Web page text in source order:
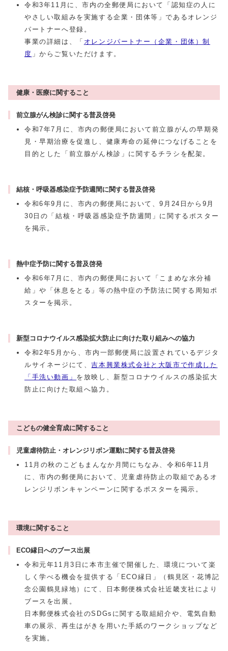
令和3年11月に、市内の全郵便局において「認知症の人に
やさしい取組みを実施する企業・団体等」であるオレンジ
パートナーへ登録。
事業の詳細は、「 オレンジパートナー（企業・団体）制
度 」からご覧いただけます。
健康・医療に関すること
前立腺がん検診に関する普及啓発
令和7年7月に、市内の郵便局において前立腺がんの早期発
見・早期治療を促進し、健康寿命の延伸につなげることを
目的とした「前立腺がん検診」に関するチラシを配架。
結核・呼吸器感染症予防週間に関する普及啓発
令和6年9月に、市内の郵便局において、9月24日から9月
30日の「結核・呼吸器感染症予防週間」に関するポスター
を掲示。
熱中症予防に関する普及啓発
令和6年7月に、市内の郵便局において「こまめな水分補
給」や「休息をとる」等の熱中症の予防法に関する周知ポ
スターを掲示。
新型コロナウイルス感染拡大防止に向けた取り組みへの協力
令和2年5月から、市内一部郵便局に設置されているデジタ
ルサイネージにて、吉本興業株式会社と大阪市で作成した
「手洗い動画」 を放映し、新型コロナウイルスの感染拡大
防止に向けた取組へ協力。
こどもの健全育成に関すること
児童虐待防止・オレンジリボン運動に関する普及啓発
11月の秋のこどもまんなか月間にちなみ、令和6年11月
に、市内の郵便局において、児童虐待防止の取組であるオ
レンジリボンキャンペーンに関するポスターを掲示。
環境に関すること
ECO縁日へのブース出展
令和元年11月3日に本市主催で開催した、環境について楽
しく学べる機会を提供する「ECO縁日」（鶴見区・花博記
念公園鶴見緑地）にて、日本郵便株式会社近畿支社により
ブースを出展。
日本郵便株式会社のSDGsに関する取組紹介や、電気自動
車の展示、再生はがきを用いた手紙のワークショップなど
を実施。